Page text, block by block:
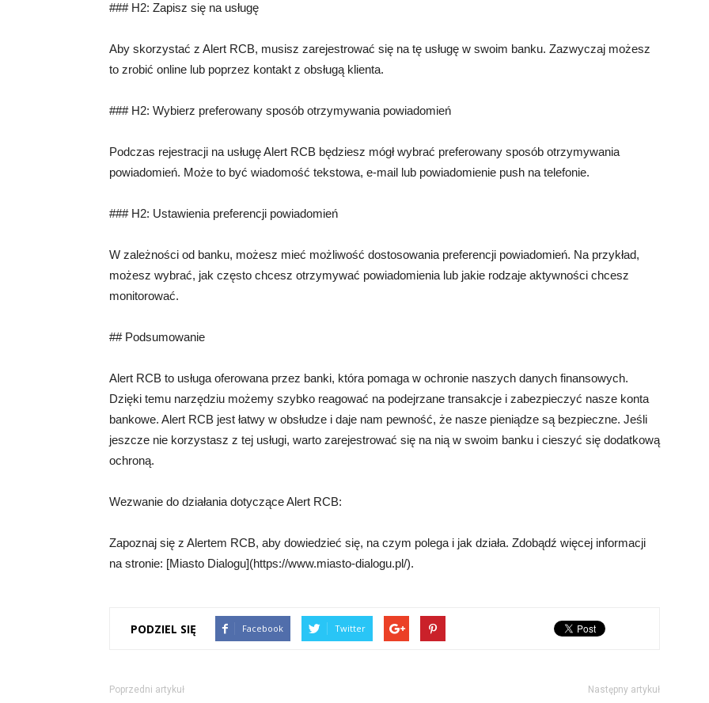
### H2: Zapisz się na usługę
Aby skorzystać z Alert RCB, musisz zarejestrować się na tę usługę w swoim banku. Zazwyczaj możesz
to zrobić online lub poprzez kontakt z obsługą klienta.
### H2: Wybierz preferowany sposób otrzymywania powiadomień
Podczas rejestracji na usługę Alert RCB będziesz mógł wybrać preferowany sposób otrzymywania
powiadomień. Może to być wiadomość tekstowa, e-mail lub powiadomienie push na telefonie.
### H2: Ustawienia preferencji powiadomień
W zależności od banku, możesz mieć możliwość dostosowania preferencji powiadomień. Na przykład,
możesz wybrać, jak często chcesz otrzymywać powiadomienia lub jakie rodzaje aktywności chcesz
monitorować.
## Podsumowanie
Alert RCB to usługa oferowana przez banki, która pomaga w ochronie naszych danych finansowych.
Dzięki temu narzędziu możemy szybko reagować na podejrzane transakcje i zabezpieczyć nasze konta
bankowe. Alert RCB jest łatwy w obsłudze i daje nam pewność, że nasze pieniądze są bezpieczne. Jeśli
jeszcze nie korzystasz z tej usługi, warto zarejestrować się na nią w swoim banku i cieszyć się dodatkową
ochroną.
Wezwanie do działania dotyczące Alert RCB:
Zapoznaj się z Alertem RCB, aby dowiedzieć się, na czym polega i jak działa. Zdobądź więcej informacji
na stronie: [Miasto Dialogu](https://www.miasto-dialogu.pl/).
PODZIEL SIĘ Facebook Twitter
Poprzedni artykuł Następny artykuł